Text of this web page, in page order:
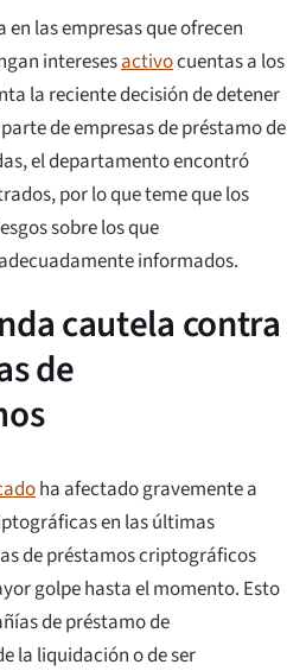
las empresas que ofrecen
interesesactivocuentas a los
la reciente decisión de detener
de empresas de préstamo de
el departamento encontró
por lo que teme que los
sobre los que
informados.
cautela contra
de
ha afectado gravemente a
en las últimas
de préstamos criptográficos
golpe hasta el momento. Esto
de préstamo de
la liquidación o de ser